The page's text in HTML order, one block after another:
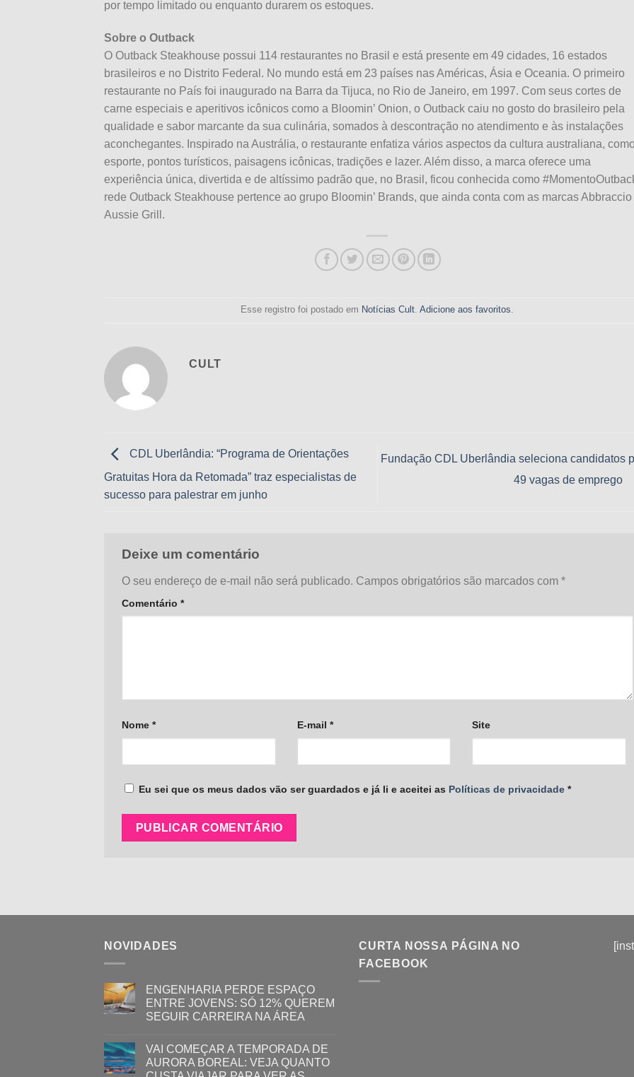
por tempo limitado ou enquanto durarem os estoques.
Sobre o Outback
O Outback Steakhouse possui 114 restaurantes no Brasil e está presente em 49 cidades, 16 estados
brasileiros e no Distrito Federal. No mundo está em 23 países nas Américas, Ásia e Oceania. O primeiro
restaurante no País foi inaugurado na Barra da Tijuca, no Rio de Janeiro, em 1997. Com seus cortes de
carne especiais e aperitivos icônicos como a Bloomin’ Onion, o Outback caiu no gosto do brasileiro pela
qualidade e sabor marcante da sua culinária, somados à descontração no atendimento e às instalações
aconchegantes. Inspirado na Austrália, o restaurante enfatiza vários aspectos da cultura australiana,
esporte, pontos turísticos, paisagens icônicas, tradições e lazer. Além disso, a marca oferece uma
experiência única, divertida e de altíssimo padrão que, no Brasil, ficou conhecida como
rede Outback Steakhouse pertence ao grupo Bloomin’ Brands, que ainda conta com as marcas Abbraccio
Aussie Grill.
Esse registro foi postado em Notícias Cult.Adicione aos favoritos.
CULT
CDL Uberlândia: “Programa de Orientações
Gratuitas Hora da Retomada” traz especialistas de
sucesso para palestrar em junho
Fundação CDL Uberlândia seleciona candidatos
49 vagas de emprego
Deixe um comentário
O seu endereço de e-mail não será publicado. Campos obrigatórios são marcados com *
Comentário *
Nome * E-mail * Site
Eu sei que os meus dados vão ser guardados e já li e aceitei as Políticas de privacidade *
NOVIDADES
ENGENHARIA PERDE ESPAÇO
ENTRE JOVENS: SÓ 12% QUEREM
SEGUIR CARREIRA NA ÁREA
VAI COMEÇAR A TEMPORADA DE
AURORA BOREAL: VEJA QUANTO
CURTA NOSSA PÁGINA NO
FACEBOOK